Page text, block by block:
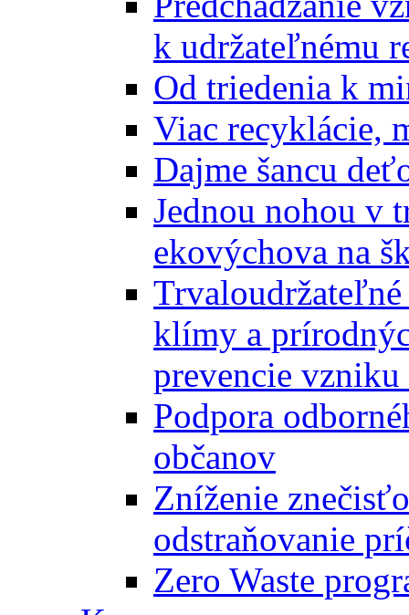
k udržateľnému
Od triedenia k
Viac recyklácie,
Dajme šancu
Jednou nohou v
ekovýchova na
klímy a
prevencie vzniku
Podpora
občanov
Zníženie
odstraňovanie
Zero Waste